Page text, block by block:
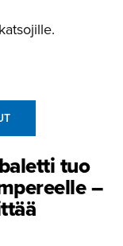
tuo
–